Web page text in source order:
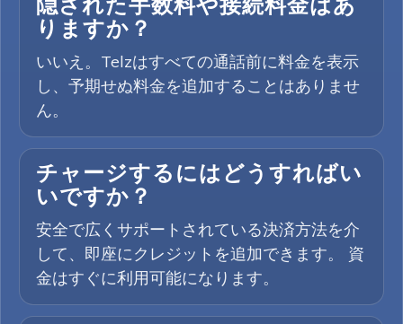
りますか？
いいえ。Telzはすべての通話前に料金を表示
し、予期せぬ料金を追加することはありませ
ん。
チャージするにはどうすればい
いですか？
安全で広くサポートされている決済方法を介
して、即座にクレジットを追加できます。 資
金はすぐに利用可能になります。